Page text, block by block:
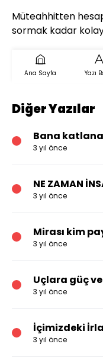
Müteahhitten
sormak kadar
Ana Sayfa Yazı
Diğer Yazılar
Bana
3 yıl önce
NE ZAMAN
3 yıl önce
Mirası kim
3 yıl önce
Uçlara güç
3 yıl önce
İçimizdeki
3 yıl önce